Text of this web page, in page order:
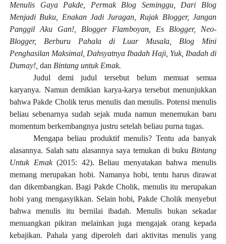
Menulis Gaya Pakde, Permak Blog Seminggu, Dari Blog
Menjadi Buku, Enakan Jadi Juragan, Rujak Blogger, Jangan
Panggil Aku Gan!, Blogger Flamboyan, Es Blogger, Neo-
Blogger, Berburu Pahala di Luar Musala, Blog Mini
Penghasilan Maksimal, Dahsyatnya Ibadah Haji, Yuk, Ibadah di
Dumay!, dan Bintang untuk Emak.
Judul demi judul tersebut belum memuat semua
karyanya. Namun demikian karya-karya tersebut menunjukkan
bahwa Pakde Cholik terus menulis dan menulis. Potensi menulis
beliau sebenarnya sudah sejak muda namun menemukan baru
momentum berkembangnya justru setelah beliau purna tugas.
Mengapa beliau produktif menulis? Tentu ada banyak
alasannya. Salah satu alasannya saya temukan di buku Bintang
Untuk Emak(2015: 42). Beliau menyatakan bahwa menulis
memang merupakan hobi. Namanya hobi, tentu harus dirawat
dan dikembangkan. Bagi Pakde Cholik, menulis itu merupakan
hobi yang mengasyikkan. Selain hobi, Pakde Cholik menyebut
bahwa menulis itu bernilai ibadah. Menulis bukan sekadar
menuangkan pikiran melainkan juga mengajak orang kepada
kebajikan. Pahala yang diperoleh dari aktivitas menulis yang